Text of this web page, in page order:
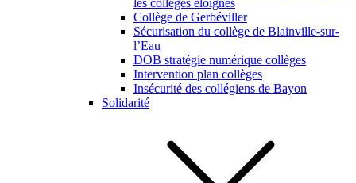
les collèges éloignés
Collège de Gerbéviller
Sécurisation du collège de Blainville-sur-
l’Eau
DOB stratégie numérique collèges
Intervention plan collèges
Insécurité des collégiens de Bayon
Solidarité